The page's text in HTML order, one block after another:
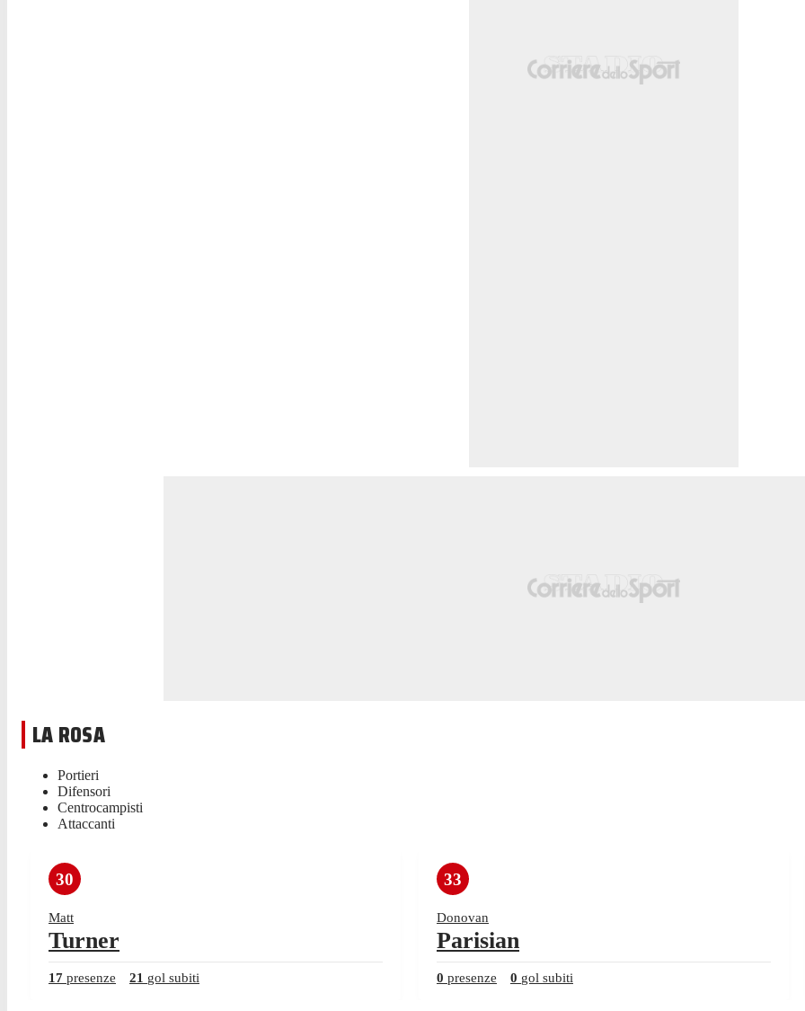
LA ROSA
Portieri
Difensori
Centrocampisti
Attaccanti
30
Matt
Turner
17 presenze 21 gol subiti
33
Donovan
Parisian
0 presenze 0 gol subiti